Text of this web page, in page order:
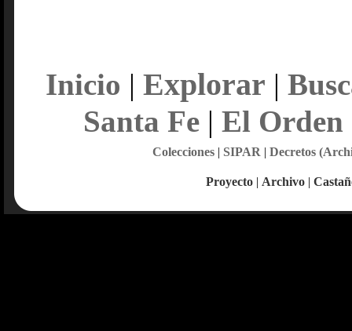
Inicio | Explorar |
Santa Fe| El Orden
Colecciones| SIPAR | Decretos
Proyecto | Archivo |